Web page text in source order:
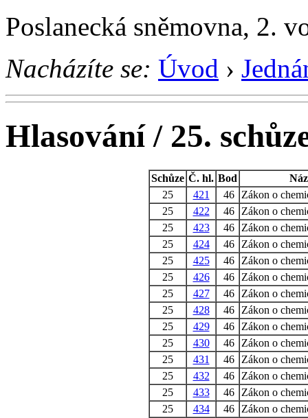
Poslanecká sněmovna, 2.
Nacházíte se: Úvod ›
Hlasování / 25.
Schůze Č. hl. Bod
25
421 46
Zákon o
25
422 46
Zákon o
25
423 46
Zákon o
25
424 46
Zákon o
25
425 46
Zákon o
25
426 46
Zákon o
25
427 46
Zákon o
25
428 46
Zákon o
25
429 46
Zákon o
25
430 46
Zákon o
25
431 46
Zákon o
25
432 46
Zákon o
25
433 46
Zákon o
25
434 46
Zákon o